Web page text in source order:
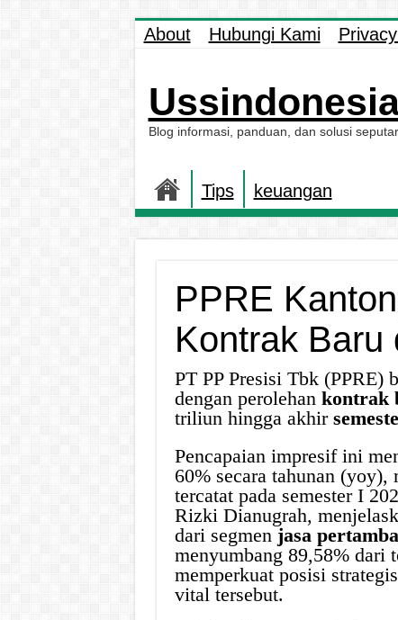
About Hubungi Kami
Blog informasi, panduan, dan solusi
Tips keuangan
PPRE
Kontrak Baru
PT PP Presisi Tbk (PPRE)
dengan perolehan kontrak
triliun hingga akhir
Pencapaian impresif ini
60% secara tahunan
tercatat pada semester I
Rizki Dianugrah,
dari segmen jasa
menyumbang 89,58% dari
memperkuat posisi
vital tersebut.